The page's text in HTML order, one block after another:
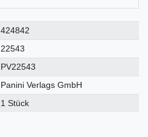
424842
22543
PV22543
Panini Verlags GmbH
1 Stück